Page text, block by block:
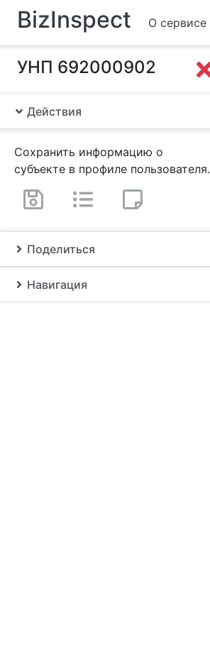
BizInspect О сервисе
УНП 692000902
Действия
Сохранить информацию о
субъекте в профиле пользователя.
Поделиться
Навигация